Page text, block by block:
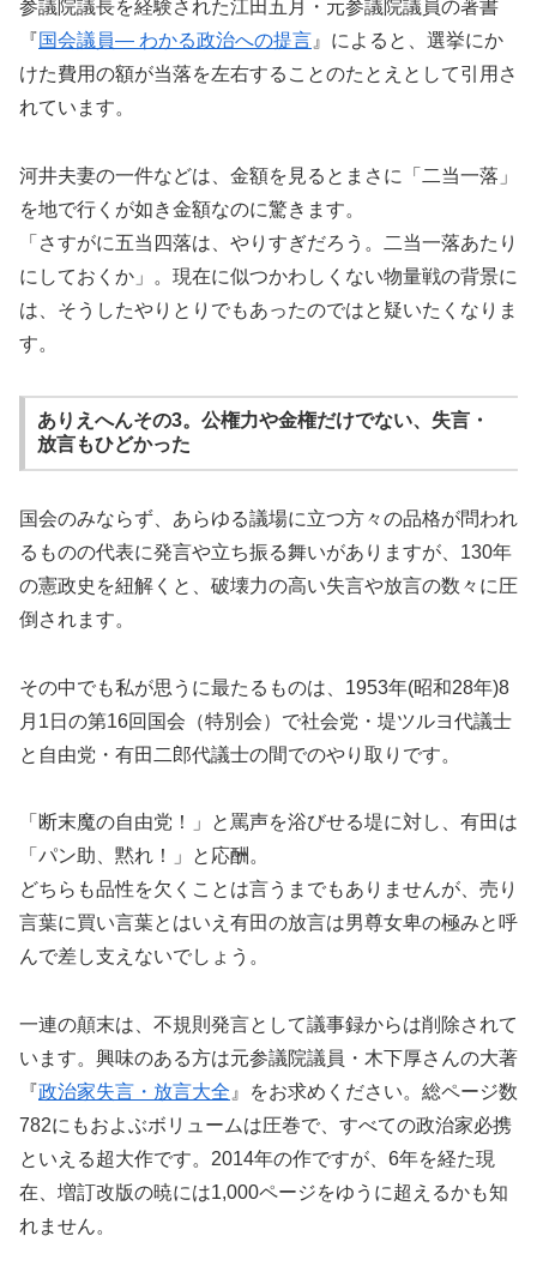
参議院議長を経験された江田五月・元参議院議員の著書
『国会議員― わかる政治への提言 』によると、選挙にか
けた費用の額が当落を左右することのたとえとして引用さ
れています。
河井夫妻の一件などは、金額を見るとまさに「二当一落」
を地で行くが如き金額なのに驚きます。
「さすがに五当四落は、やりすぎだろう。二当一落あたり
にしておくか」。現在に似つかわしくない物量戦の背景に
は、そうしたやりとりでもあったのではと疑いたくなりま
す。
ありえへんその3。公権力や金権だけでない、失言・
放言もひどかった
国会のみならず、あらゆる議場に立つ方々の品格が問われ
るものの代表に発言や立ち振る舞いがありますが、130年
の憲政史を紐解くと、破壊力の高い失言や放言の数々に圧
倒されます。
その中でも私が思うに最たるものは、1953年(昭和28年)8
月1日の第16回国会（特別会）で社会党・堤ツルヨ代議士
と自由党・有田二郎代議士の間でのやり取りです。
「断末魔の自由党！」と罵声を浴びせる堤に対し、有田は
「パン助、黙れ！」と応酬。
どちらも品性を欠くことは言うまでもありませんが、売り
言葉に買い言葉とはいえ有田の放言は男尊女卑の極みと呼
んで差し支えないでしょう。
一連の顛末は、不規則発言として議事録からは削除されて
います。興味のある方は元参議院議員・木下厚さんの大著
『政治家失言・放言大全 』をお求めください。総ページ数
782にもおよぶボリュームは圧巻で、すべての政治家必携
といえる超大作です。2014年の作ですが、6年を経た現
在、増訂改版の暁には1,000ページをゆうに超えるかも知
れません。